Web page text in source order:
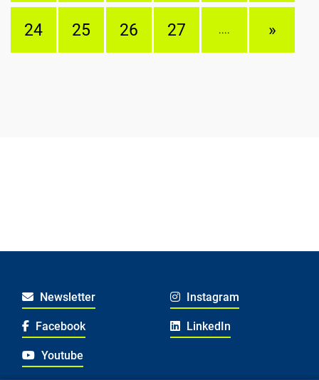
24 25 26 27 .... »
Newsletter Instagram
Facebook LinkedIn
Youtube